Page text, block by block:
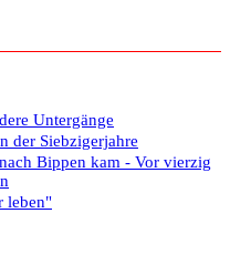
Untergänge
der Siebzigerjahre
Bippen kam - Vor vierzig
leben"